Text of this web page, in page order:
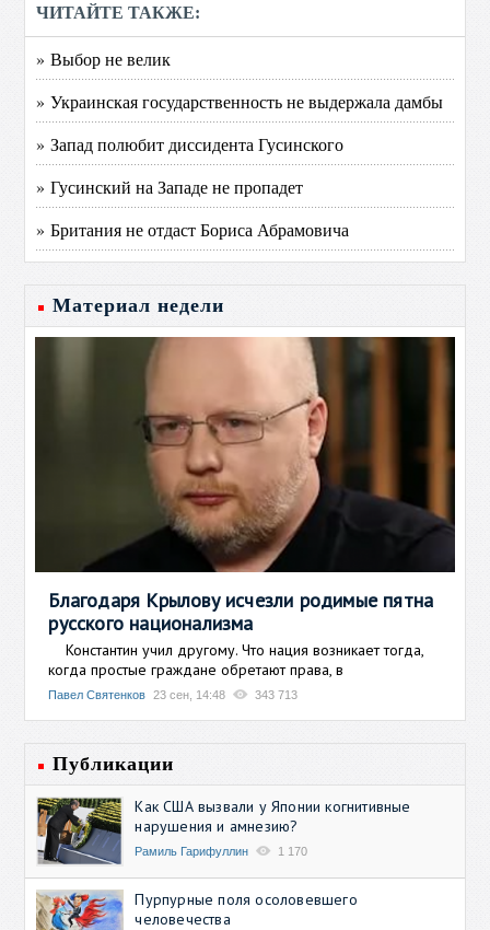
ЧИТАЙТЕ ТАКЖЕ:
» Выбор не велик
» Украинская государственность не выдержала дамбы
» Запад полюбит диссидента Гусинского
» Гусинский на Западе не пропадет
» Британия не отдаст Бориса Абрамовича
Материал недели
Благодаря Крылову исчезли родимые пятна
русского национализма
Константин учил другому. Что нация возникает тогда,
когда простые граждане обретают права, в
Павел Святенков 23 сен, 14:48 343 713
Публикации
Как США вызвали у Японии когнитивные
нарушения и амнезию?
Рамиль Гарифуллин 1 170
Пурпурные поля осоловевшего
человечества